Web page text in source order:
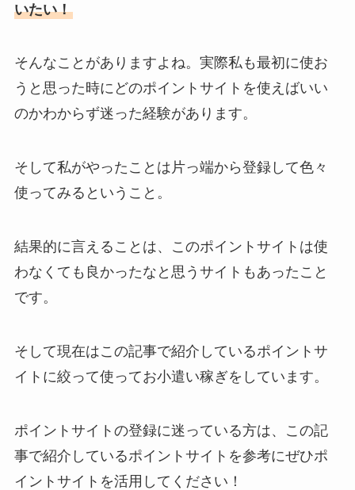
いたい！
そんなことがありますよね。実際私も最初に使お
うと思った時にどのポイントサイトを使えばいい
のかわからず迷った経験があります。
そして私がやったことは片っ端から登録して色々
使ってみるということ。
結果的に言えることは、このポイントサイトは使
わなくても良かったなと思うサイトもあったこと
です。
そして現在はこの記事で紹介しているポイントサ
イトに絞って使ってお小遣い稼ぎをしています。
ポイントサイトの登録に迷っている方は、この記
事で紹介しているポイントサイトを参考にぜひポ
イントサイトを活用してください！